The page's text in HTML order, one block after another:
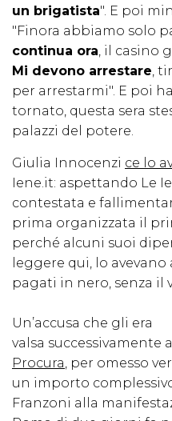
un brigatista". E poi
"Finora abbiamo solo
continua ora, il casino
Mi devono arrestare,
per arrestarmi". E poi
tornato, questa sera
palazzi del potere.
Giulia Innocenzi ce lo
Iene.it: aspettando Le
contestata e
prima organizzata il
perché alcuni suoi
leggere qui, lo
pagati in nero, senza
Un’accusa che gli era
valsa successivamente
Procura, per omesso
un importo
Franzoni alla